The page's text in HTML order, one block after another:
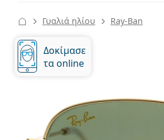
Γυαλιά ηλίου Ray-Ban
Δοκίμασε
τα online